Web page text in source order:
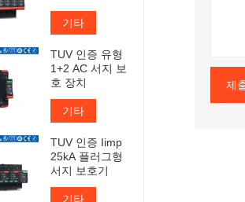
제
기타
TUV 인증 유형
1+2 AC 서지 보
호 장치
기타
TUV 인증 Iimp
25kA 플러그형
서지 보호기
기타